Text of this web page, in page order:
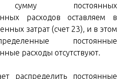
сумму постоянных
расходов оставляем в
затрат (счет 23), и в этом
постоянные
расходы отсутствуют.
распределить постоянные